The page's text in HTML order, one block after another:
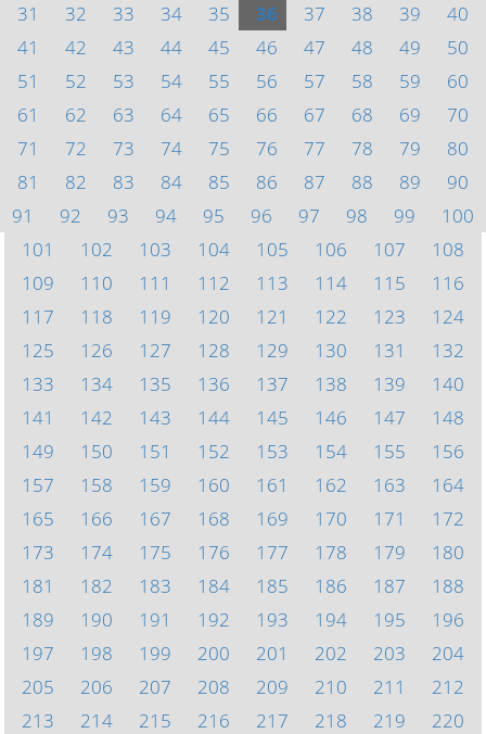
31
32 33 34 35 36 37 38 39
40
41
42 43 44 45 46 47 48 49
50
51
52 53 54 55 56 57 58 59
60
61
62 63 64 65 66 67 68 69
70
71
72 73 74 75 76 77 78 79
80
81
82 83 84 85 86 87 88 89
90
91
92 93 94 95 96 97 98 99
100
101
102 103 104 105 106 107
108
109
110 111 112 113 114 115
116
117
118 119 120 121 122 123
124
125
126 127 128 129 130 131
132
133
134 135 136 137 138 139
140
141
142 143 144 145 146 147
148
149
150 151 152 153 154 155
156
157
158 159 160 161 162 163
164
165
166 167 168 169 170 171
172
173
174 175 176 177 178 179
180
181
182 183 184 185 186 187
188
189
190 191 192 193 194 195
196
197
198 199 200 201 202 203
204
205
206 207 208 209 210 211
212
213
214 215 216 217 218 219
220